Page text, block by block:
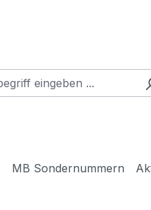
MB Sondernummern